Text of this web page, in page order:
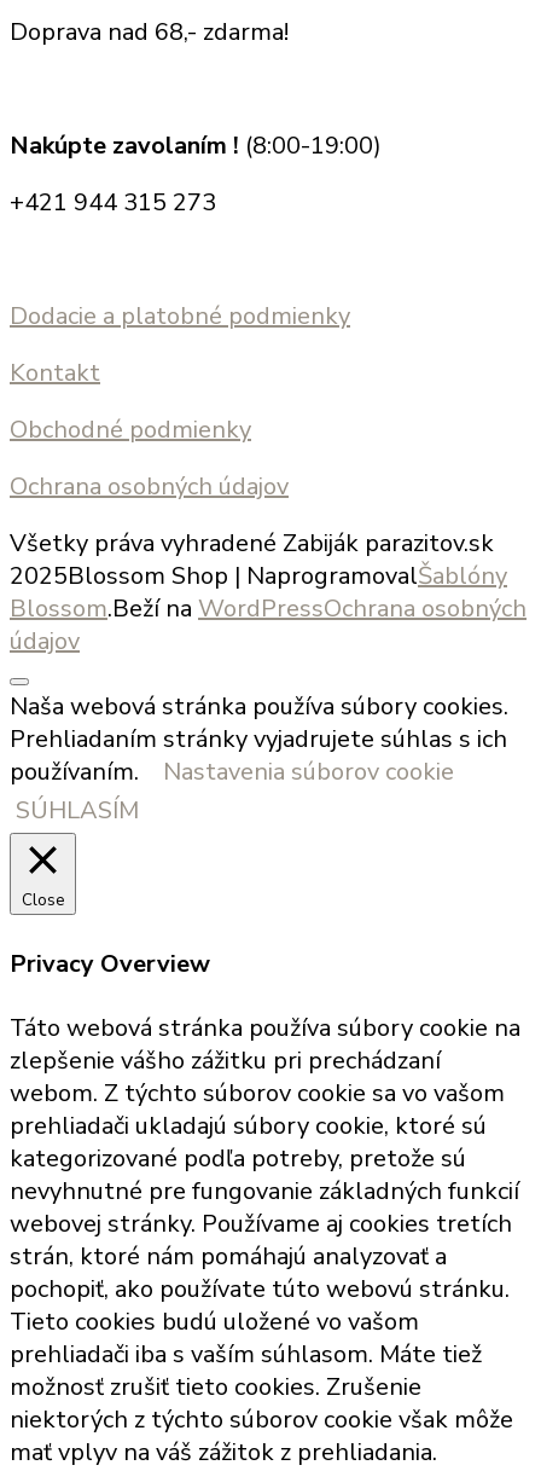
Doprava nad 68,- zdarma!
Nakúpte zavolaním ! (8:00-19:00)
+421 944 315 273
Dodacie a platobné podmienky
Kontakt
Obchodné podmienky
Ochrana osobných údajov
Všetky práva vyhradené Zabiják parazitov.sk
2025Blossom Shop | NaprogramovalŠablóny
Blossom.Beží na WordPressOchrana osobných
údajov
Naša webová stránka používa súbory cookies.
Prehliadaním stránky vyjadrujete súhlas s ich
používaním.
Nastavenia súborov cookie
SÚHLASÍM
Close
Privacy Overview
Táto webová stránka používa súbory cookie na
zlepšenie vášho zážitku pri prechádzaní
webom. Z týchto súborov cookie sa vo vašom
prehliadači ukladajú súbory cookie, ktoré sú
kategorizované podľa potreby, pretože sú
nevyhnutné pre fungovanie základných funkcií
webovej stránky. Používame aj cookies tretích
strán, ktoré nám pomáhajú analyzovať a
pochopiť, ako používate túto webovú stránku.
Tieto cookies budú uložené vo vašom
prehliadači iba s vaším súhlasom. Máte tiež
možnosť zrušiť tieto cookies. Zrušenie
niektorých z týchto súborov cookie však môže
mať vplyv na váš zážitok z prehliadania.